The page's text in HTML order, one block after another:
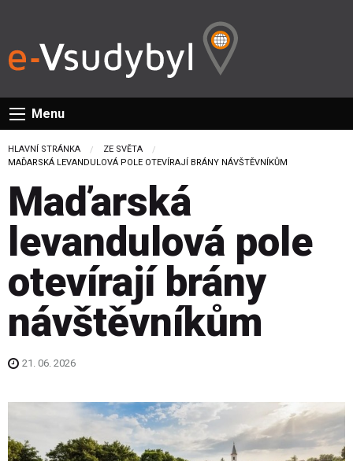
Menu
HLAVNÍ STRÁNKA
ZE SVĚTA
CURRENT:
MAĎARSKÁ LEVANDULOVÁ POLE OTEVÍRAJÍ BRÁNY NÁVŠTĚVNÍKŮM
Maďarská
levandulová pole
otevírají brány
návštěvníkům
21. 06. 2026